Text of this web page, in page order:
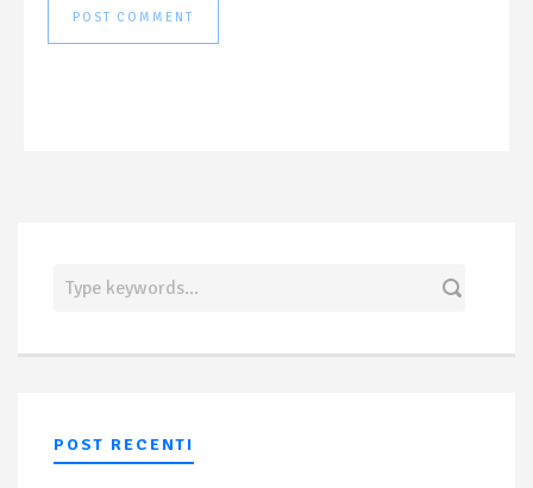
POST RECENTI